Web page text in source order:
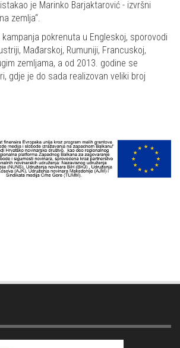
je Marinko Barjaktarović - izvršni
zemlja“.
pokrenuta u Engleskoj, sporovodi
Mađarskoj, Rumuniji, Francuskoj,
zemljama, a od 2013. godine se
gdje je do sada realizovan veliki broj